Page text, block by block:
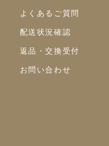
よくあるご質問
配送状況確認
返品・交換受付
お問い合わせ